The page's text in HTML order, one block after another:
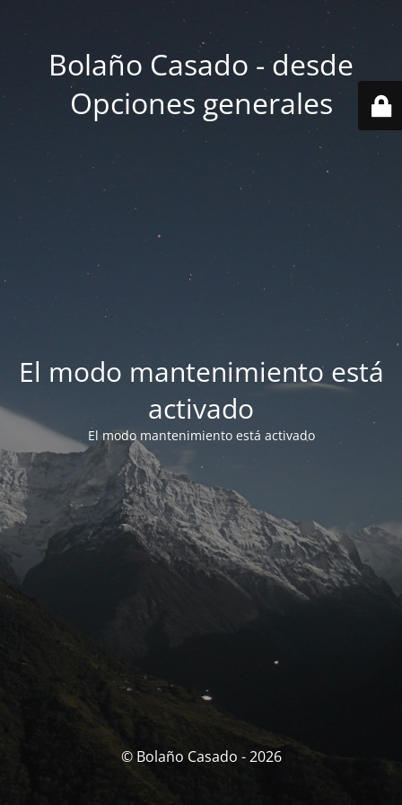
Bolaño Casado - desde
Opciones generales
El modo mantenimiento está
activado
El modo mantenimiento está activado
© Bolaño Casado - 2026